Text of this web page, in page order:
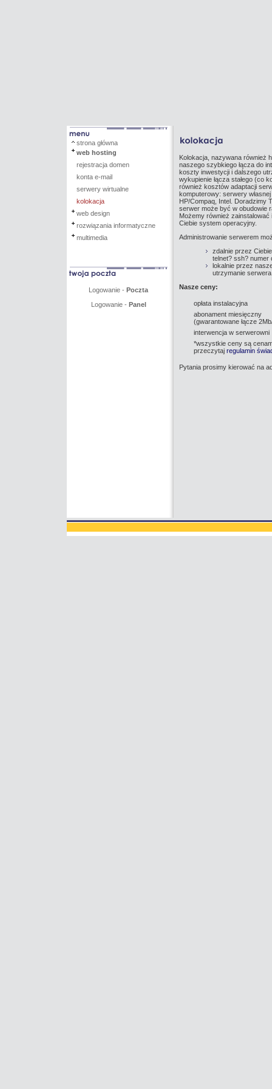
strona główna
web hosting
rejestracja domen
konta e-mail
serwery wirtualne
kolokacja
web design
rozwiązania informatyczne
multimedia
Logowanie - Poczta
Logowanie - Panel
Kolokacja, nazywana również
naszego szybkiego łącza do
koszty inwestycji i dalszego
wykupienie łącza stałego (co
również kosztów adaptacji
komputerowy: serwery
HP/Compaq, Intel. Doradzimy
serwer może być w obudowie
Możemy również
Ciebie system operacyjny.
Administrowanie serwerem
zdalnie przez
telnet? ssh? numer
lokalnie przez
utrzymanie serwera
Nasze ceny:
opłata instalacyjna
abonament miesięczny
(gwarantowane łącze
interwencja w serwerowni
*wszystkie ceny są
przeczytaj regulamin
Pytania prosimy kierować na